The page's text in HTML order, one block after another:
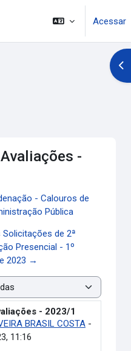
Acessar
-
- Calouros de
Pública
de 2ª
Presencial - 1º
2023 →
- 2023/1
BRASIL COSTA-
11:16
0